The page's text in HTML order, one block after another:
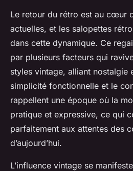
Le retour du rétro est au cœur
actuelles, et les salopettes
dans cette dynamique. Ce
par plusieurs facteurs qui
styles vintage, alliant nostalgie
simplicité fonctionnelle et le
rappellent une époque où la
pratique et expressive, ce qui
parfaitement aux attentes des
d’aujourd’hui.
L’influence vintage se